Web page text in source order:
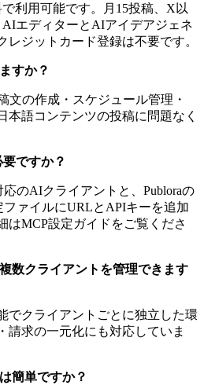
利用可能です。月15投稿、X以
エディターとAIアイデアジェネ
レジットカード登録は不要です。
すか？
文の作成・スケジュール管理・
本語コンテンツの投稿に問題なく
ですか？
応のAIクライアントと、Publoraの
ァイルにURLとAPIキーを追加
はMCP設定ガイドをご覧くださ
数クライアントを管理できます
でクライアントごとに独立した環
請求の一元化にも対応していま
簡単ですか？